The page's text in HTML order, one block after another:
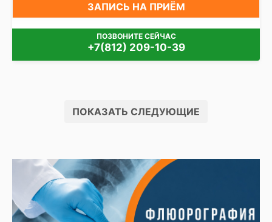
ЗАПИСЬ НА ПРИЁМ
ПОЗВОНИТЕ СЕЙЧАС
+7(812) 209-10-39
ПОКАЗАТЬ СЛЕДУЮЩИЕ